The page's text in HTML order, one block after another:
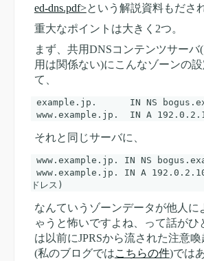
ed-dns.pdf>という解説資料もださ
重大なポイントは大きく2つ。
まず、共用DNSコンテンツサーバ
用は関係ない)にこんなゾーンの
て、
それと同じサーバに、
なんていうゾーンデータが他人に
ゃうと怖いですよね、って話がひ
は以前にJPRSから流された注意
(私のブログではこちらの件)では